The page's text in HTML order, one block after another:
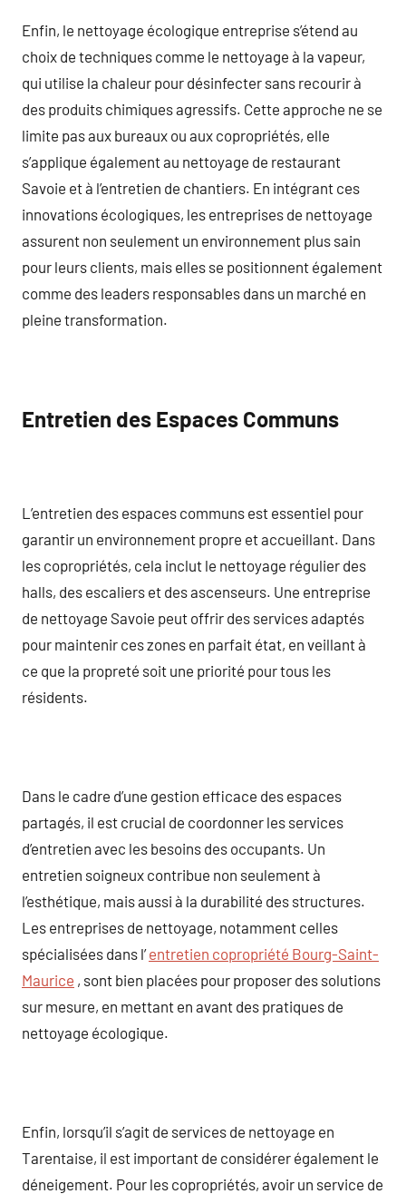
Enfin, le nettoyage écologique entreprise s’étend au
choix de techniques comme le nettoyage à la vapeur,
qui utilise la chaleur pour désinfecter sans recourir à
des produits chimiques agressifs. Cette approche ne se
limite pas aux bureaux ou aux copropriétés, elle
s’applique également au nettoyage de restaurant
Savoie et à l’entretien de chantiers. En intégrant ces
innovations écologiques, les entreprises de nettoyage
assurent non seulement un environnement plus sain
pour leurs clients, mais elles se positionnent également
comme des leaders responsables dans un marché en
pleine transformation.
Entretien des Espaces Communs
L’entretien des espaces communs est essentiel pour
garantir un environnement propre et accueillant. Dans
les copropriétés, cela inclut le nettoyage régulier des
halls, des escaliers et des ascenseurs. Une entreprise
de nettoyage Savoie peut offrir des services adaptés
pour maintenir ces zones en parfait état, en veillant à
ce que la propreté soit une priorité pour tous les
résidents.
Dans le cadre d’une gestion efficace des espaces
partagés, il est crucial de coordonner les services
d’entretien avec les besoins des occupants. Un
entretien soigneux contribue non seulement à
l’esthétique, mais aussi à la durabilité des structures.
Les entreprises de nettoyage, notamment celles
spécialisées dans l’entretien copropriété Bourg-Saint-
Maurice , sont bien placées pour proposer des solutions
sur mesure, en mettant en avant des pratiques de
nettoyage écologique.
Enfin, lorsqu’il s’agit de services de nettoyage en
Tarentaise, il est important de considérer également le
déneigement. Pour les copropriétés, avoir un service de